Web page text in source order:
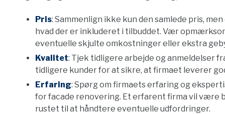
Pris: Sammenlign ikke kun den samlede pris, men
hvad der er inkluderet i tilbuddet. Vær
eventuelle skjulte omkostninger eller ekstra
Kvalitet: Tjek tidligere arbejde og anmeldelser
tidligere kunder for at sikre, at firmaet leverer
Erfaring: Spørg om firmaets erfaring og
for facade renovering. Et erfarent firma vil være
rustet til at håndtere eventuelle udfordringer.